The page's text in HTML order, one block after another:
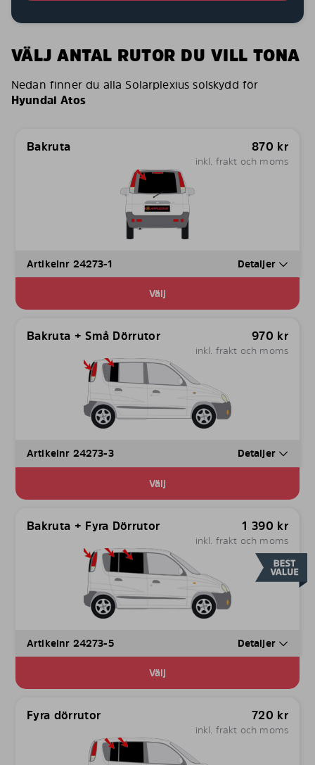
VÄLJ ANTAL RUTOR DU VILL TONA
Nedan finner du alla Solarplexius solskydd för
Hyundai Atos
Bakruta 870 kr
inkl. frakt och moms
Artikelnr 24273-1 Detaljer
Välj
Bakruta + Små Dörrutor 970 kr
inkl. frakt och moms
Artikelnr 24273-3 Detaljer
Välj
Bakruta + Fyra Dörrutor 1 390 kr
inkl. frakt och moms
Artikelnr 24273-5 Detaljer
Välj
Fyra dörrutor 720 kr
inkl. frakt och moms